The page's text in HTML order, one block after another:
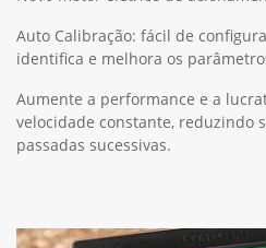
Auto Calibração: fácil de
identifica e melhora os
Aumente a performance e a
velocidade constante, reduzindo
passadas sucessivas.